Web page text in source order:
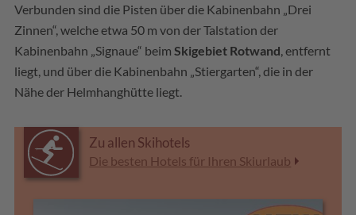
Verbunden sind die Pisten über die Kabinenbahn „Drei
Zinnen“, welche etwa 50 m von der Talstation der
Kabinenbahn „Signaue“ beim Skigebiet Rotwand , entfernt
liegt, und über die Kabinenbahn „Stiergarten“, die in der
Nähe der Helmhanghütte liegt.
Zu allen Skihotels
Die besten Hotels für Ihren Skiurlaub